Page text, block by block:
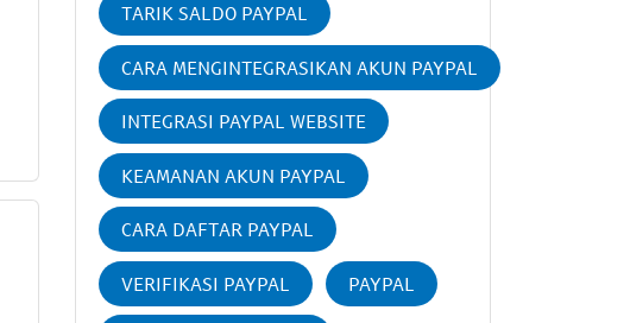
TARIK SALDO PAYPAL
CARA MENGINTEGRASIKAN AKUN PAYPAL
INTEGRASI PAYPAL WEBSITE
KEAMANAN AKUN PAYPAL
CARA DAFTAR PAYPAL
VERIFIKASI PAYPAL PAYPAL